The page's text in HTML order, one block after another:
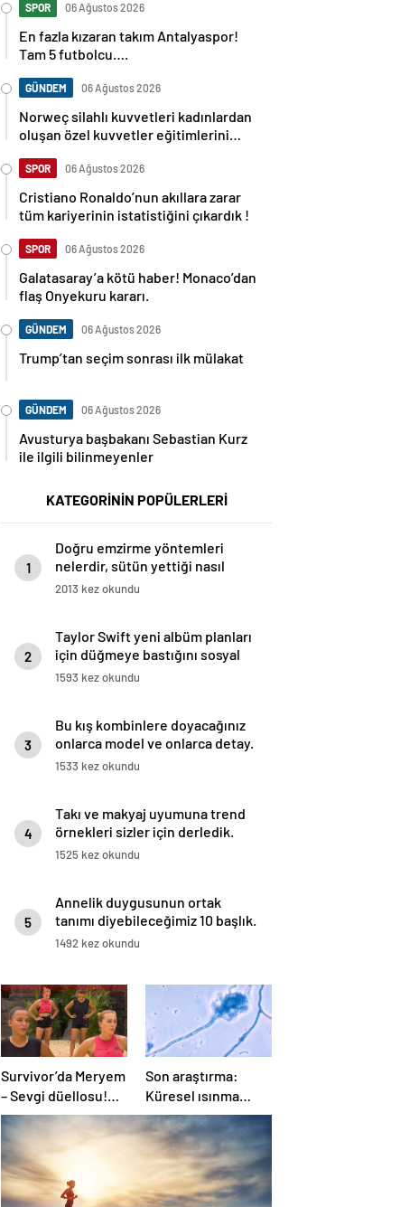
SPOR 06 Ağustos 2026
En fazla kızaran takım Antalyaspor!
Tam 5 futbolcu….
GÜNDEM 06 Ağustos 2026
Norweç silahlı kuvvetleri kadınlardan
oluşan özel kuvvetler eğitimlerini
SPOR 06 Ağustos 2026
Cristiano Ronaldo’nun akıllara zarar
tüm kariyerinin istatistiğini çıkardık !
SPOR 06 Ağustos 2026
Galatasaray’a kötü haber! Monaco’dan
flaş Onyekuru kararı.
GÜNDEM 06 Ağustos 2026
Trump’tan seçim sonrası ilk mülakat
GÜNDEM 06 Ağustos 2026
Avusturya başbakanı Sebastian Kurz
ile ilgili bilinmeyenler
KATEGORİNİN POPÜLERLERİ
1
Doğru emzirme yöntemleri
nelerdir, sütün yettiği nasıl
anlaşılır?
2013 kez okundu
2
Taylor Swift yeni albüm planları
için düğmeye bastığını sosyal
medyadan duyurdu!
1593 kez okundu
3
Bu kış kombinlere doyacağınız
onlarca model ve onlarca detay.
1533 kez okundu
4
Takı ve makyaj uyumuna trend
örnekleri sizler için derledik.
1525 kez okundu
5
Annelik duygusunun ortak
tanımı diyebileceğimiz 10 başlık.
1492 kez okundu
Survivor’da Meryem
– Sevgi düellosu!
Yağmur’un rakibi
belli oldu
Son araştırma:
Küresel ısınma
ölümcül mantar
hastalığını yayabilir